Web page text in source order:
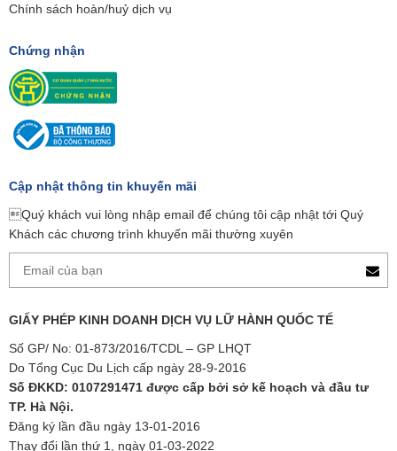
Chính sách hoàn/huỷ dịch vụ
Chứng nhận
Cập nhật thông tin khuyến mãi
Quý khách vui lòng nhập email để chúng tôi cập nhật tới Quý
Khách các chương trình khuyến mãi thường xuyên
GIẤY PHÉP KINH DOANH DỊCH VỤ LỮ HÀNH QUỐC TẾ
Số GP/ No: 01-873/2016/TCDL – GP LHQT
Do Tổng Cục Du Lịch cấp ngày 28-9-2016
Số ĐKKD: 0107291471 được cấp bởi sở kế hoạch và đầu tư
TP. Hà Nội.
Đăng ký lần đầu ngày 13-01-2016
Thay đổi lần thứ 1, ngày 01-03-2022